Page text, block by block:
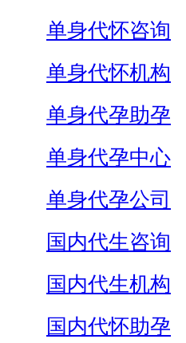
单身代怀咨询
单身代怀机构
单身代孕助孕
单身代孕中心
单身代孕公司
国内代生咨询
国内代生机构
国内代怀助孕